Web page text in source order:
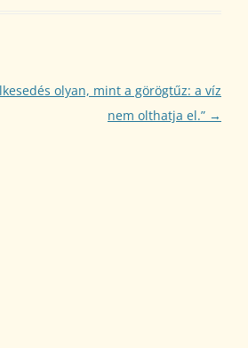
olyan, mint a görögtűz: a víz
nem olthatja el.” →